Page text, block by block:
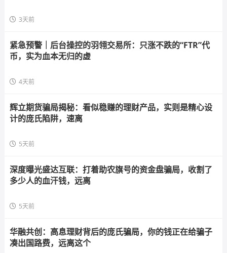
3天前
紧急预警｜后台操控的羽翎交易所：只涨不跌的“FTR”代
币，实为血本无归的虚
4天前
辉立期货骗局揭秘：看似稳赚的理财产品，实则是精心设
计的庞氏陷阱，速离
5天前
深度曝光盛达互联：打着助农旗号的资金盘骗局，收割了
多少人的血汗钱，远离
5天前
华融共创：高息理财背后的庞氏骗局，你的钱正在给骗子
凑出国路费，远离这个